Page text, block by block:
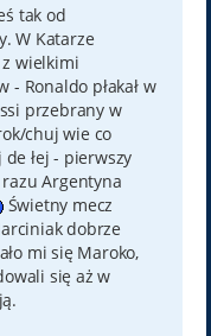
tak od
W Katarze
wielkimi
Ronaldo płakał w
przebrany w
chuj wie co
łej - pierwszy
Argentyna
Świetny mecz
dobrze
mi się Maroko,
się aż w